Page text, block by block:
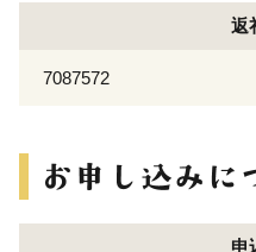
返
7087572
申